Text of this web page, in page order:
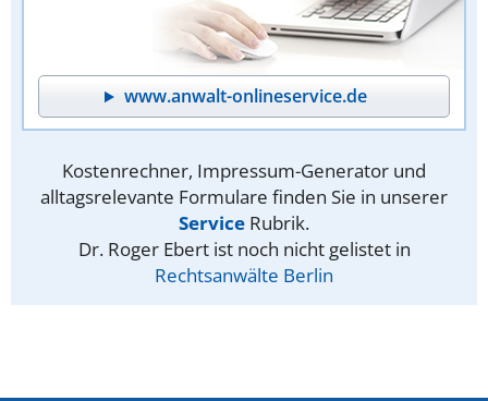
www.anwalt-onlineservice.de
Kostenrechner, Impressum-Generator und
alltagsrelevante Formulare finden Sie in unserer
Service Rubrik.
Dr. Roger Ebert ist noch nicht gelistet in
Rechtsanwälte Berlin